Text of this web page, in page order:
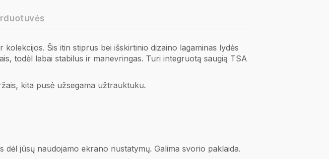
kolekcijos. Šis itin stiprus bei išskirtinio dizaino lagaminas lydės
todėl labai stabilus ir manevringas. Turi integruotą saugią TSA
kita pusė užsegama užtrauktuku.
jūsų naudojamo ekrano nustatymų. Galima svorio paklaida.